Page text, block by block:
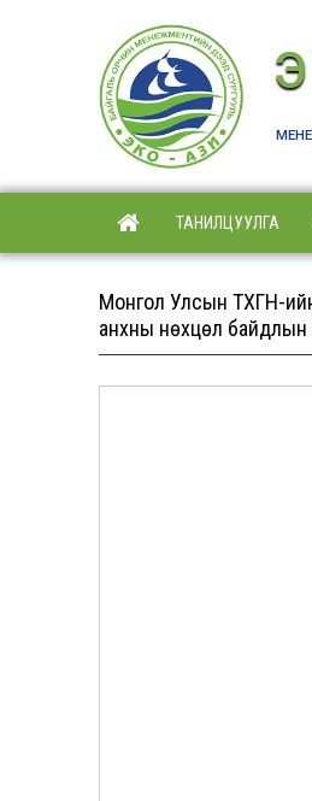
ТАНИЛЦУУЛГА
Монгол Улсын ТХГН-
анхны нөхцөл байдлын